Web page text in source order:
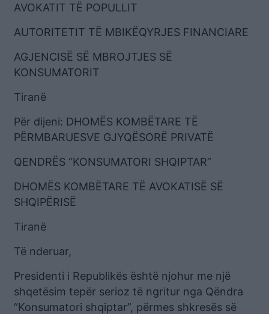
AVOKATIT TË POPULLIT
AUTORITETIT TË MBIKËQYRJES FINANCIARE
AGJENCISË SË MBROJTJES SË
KONSUMATORIT
Tiranë
Për dijeni: DHOMËS KOMBËTARE TË
PËRMBARUESVE GJYQËSORË PRIVATË
QENDRËS “KONSUMATORI SHQIPTAR”
DHOMËS KOMBËTARE TË AVOKATISË SË
SHQIPËRISË
Tiranë
Të nderuar,
Presidenti i Republikës është njohur me një
shqetësim tepër serioz të ngritur nga Qëndra
“Konsumatori shqiptar”, përmes shkresës së